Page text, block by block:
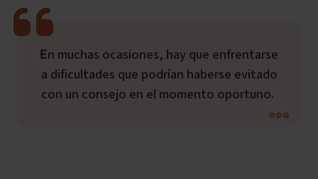
En muchas ocasiones, hay que enfrentarse
a dificultades que podrían haberse evitado
con un consejo en el momento oportuno.